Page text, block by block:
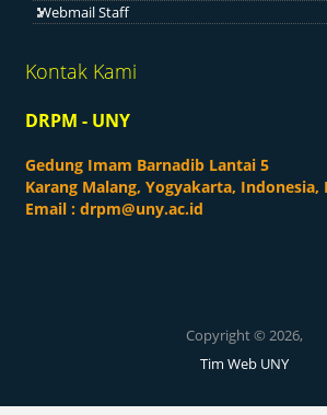
Webmail Staff
Kontak Kami
DRPM - UNY
Gedung Imam Barnadib Lantai 5
Karang Malang, Yogyakarta, Indonesia,
Email :drpm@uny.ac.id
Copyright © 2026,
Tim Web UNY